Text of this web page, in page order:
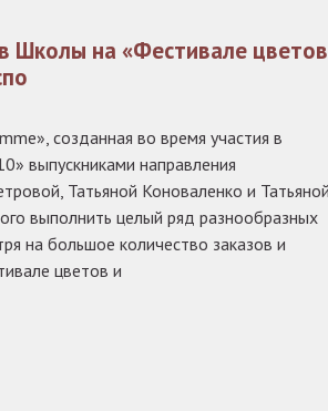
Школы на «Фестивале
созданная во время участия в
выпускниками направления
Татьяной Коноваленко и Татьяной
выполнить целый ряд разнообразных
на большое количество заказов и
цветов и